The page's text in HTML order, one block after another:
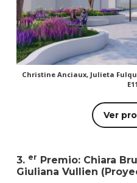
Christine Anciaux, Julieta
Ver
3. er Premio: Chiara
Giuliana Vullien